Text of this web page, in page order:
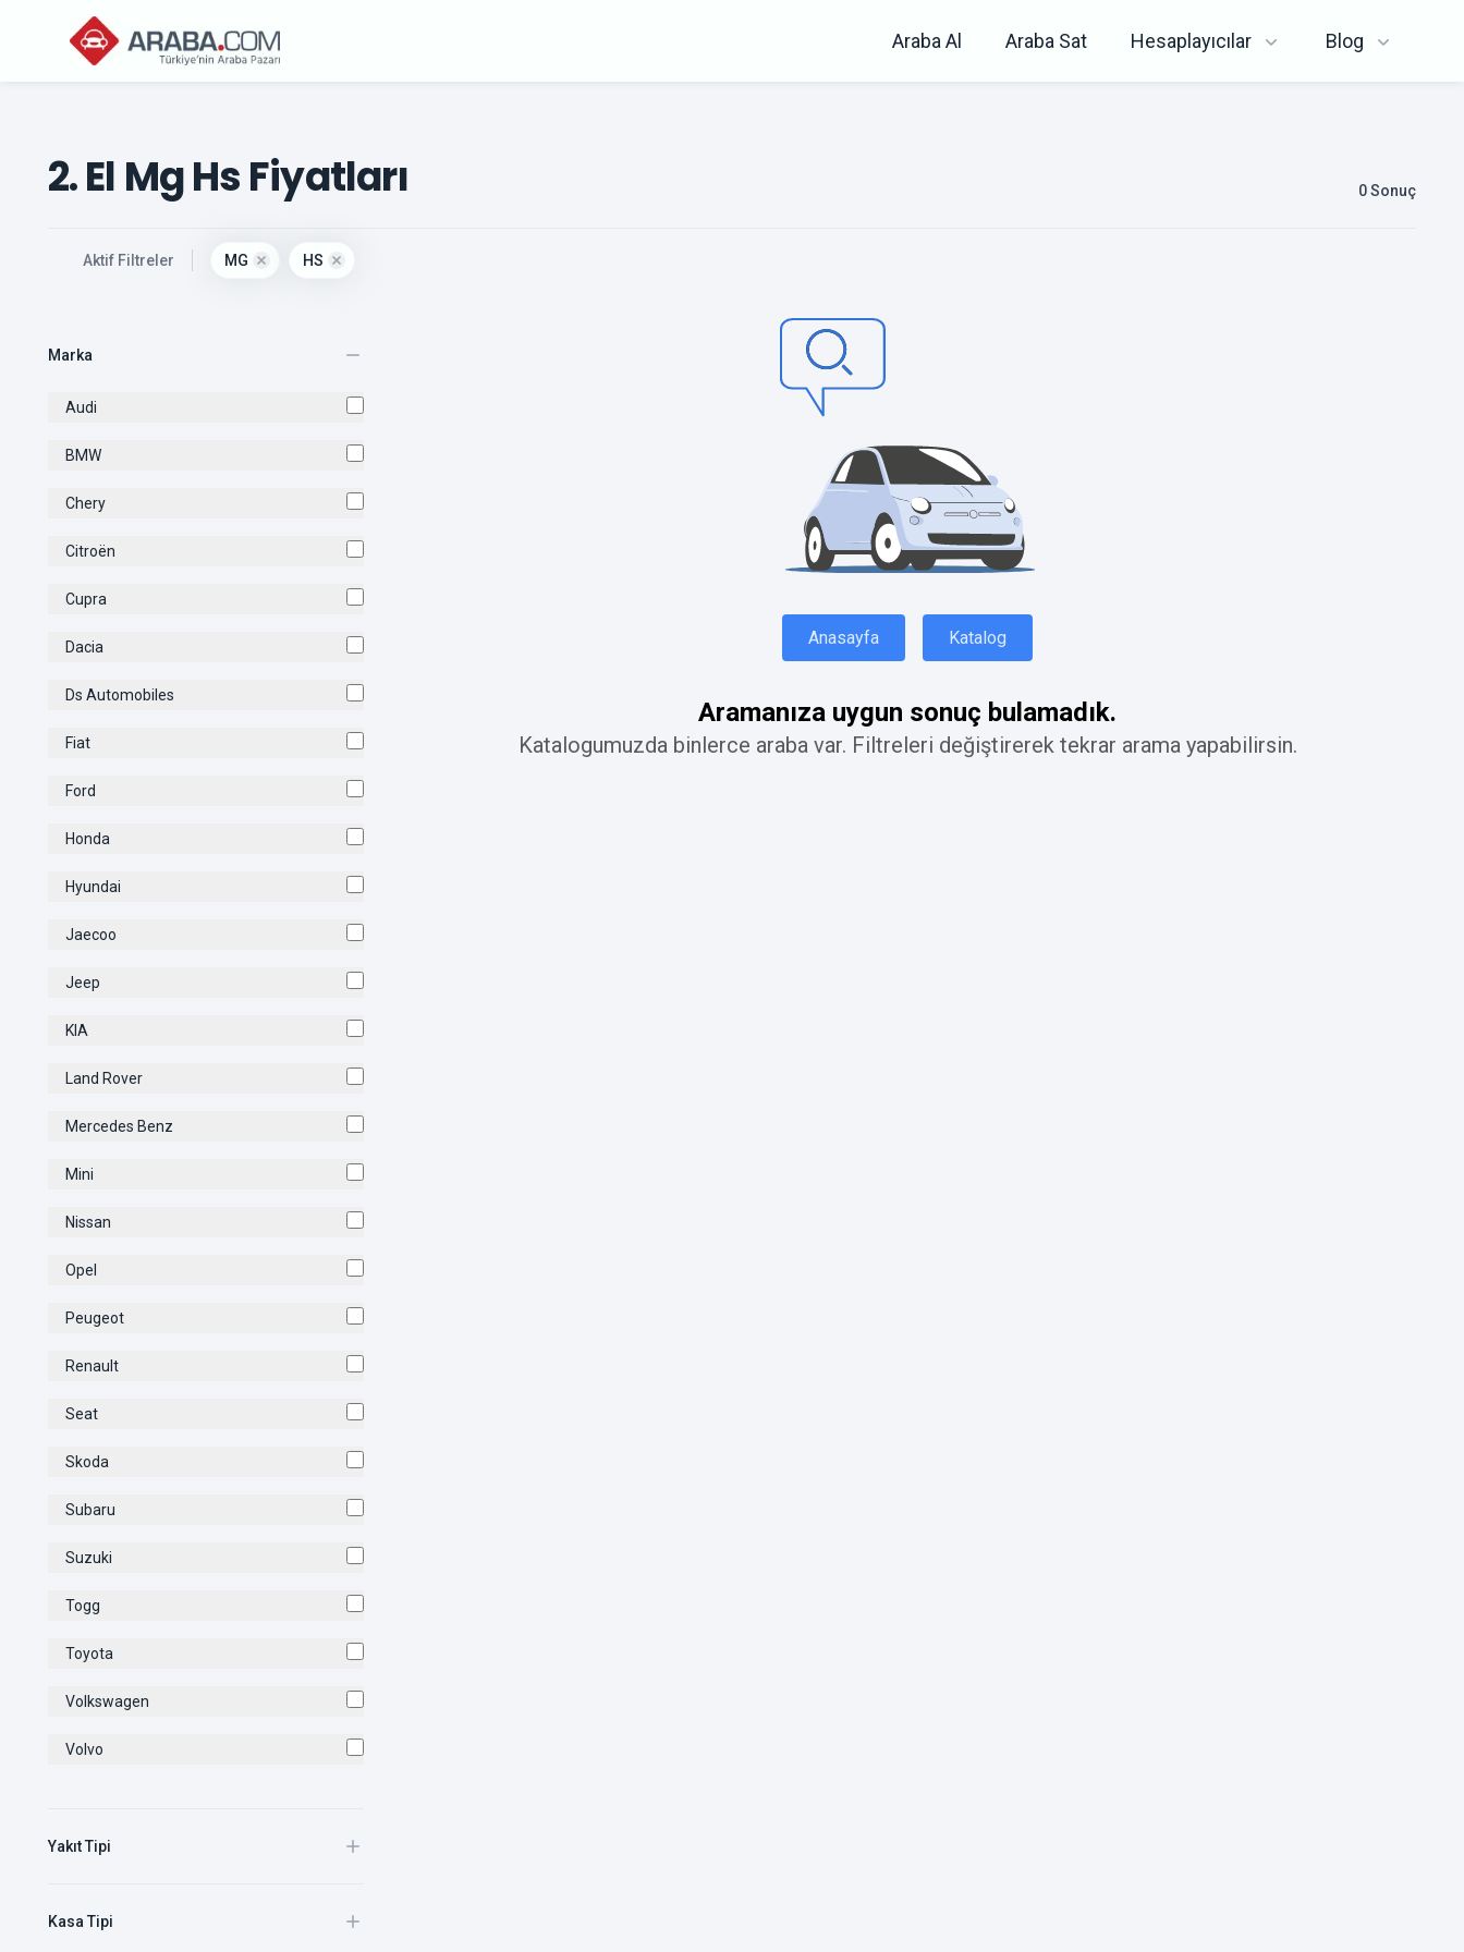
Araba Al Araba Sat Hesaplayıcılar Blog
2. El Mg Hs Fiyatları 0Sonuç
Aktif Filtreler MG Remove filter for
HS Remove filter for
Marka
Audi
BMW
Chery
Citroën
Cupra
Dacia
Ds Automobiles
Fiat
Ford
Honda
Hyundai
Jaecoo
Jeep
KIA
Land Rover
Mercedes Benz
Mini
Nissan
Opel
Peugeot
Renault
Seat
Skoda
Subaru
Suzuki
Togg
Toyota
Volkswagen
Volvo
Yakıt Tipi
Kasa Tipi
Anasayfa Katalog
Aramanıza uygun sonuç bulamadık.
Katalogumuzda binlerce araba var. Filtreleri değiştirerek tekrar arama yapabilirsin.